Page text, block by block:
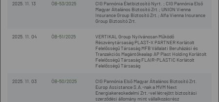
2025. 11. 13 ÖB-53/2025
CIG Pannónia Életbiztosító Nyrt. ; CIG Pannónia Első
Magyar Általános Biztosító Zrt.; UNION Vienna
Insurance Group Biztosító Zrt.; Alfa Vienna Insurance
Group Biztosító Zrt.
2025. 11. 04 ÖB-51/2025
VERTIKAL Group Nyilvánosan Működő
Részvénytársaság PLAST-X PARTNER Korlátolt
Felelősségű Társaság MFB Vállalati Beruházási és
Tranzakciós Magántőkealap AP Plast Holding Korlátolt
Felelősségű Társaság FLAIR-PLASTIC Korlátolt
Felelősségű Társaság
2025. 11. 03 ÖB-50/2025
CIG Pannónia Első Magyar Általános Biztosító Zrt.
Europ Assistance S.A.-nak a MVM Next
Energiakereskedelmi Zrt.-vel létrejött biztosítási
szerződési állomány mint vállalkozásrész